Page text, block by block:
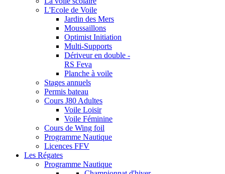
L'Ecole de Voile
Jardin des Mers
Moussaillons
Optimist Initiation
Multi-Supports
Dériveur en double -
RS Feva
Planche à voile
Stages annuels
Permis bateau
Cours J80 Adultes
Voile Loisir
Voile Féminine
Cours de Wing foil
Programme Nautique
Licences FFV
Les Régates
Programme Nautique